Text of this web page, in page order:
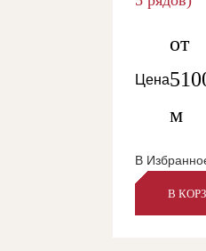
Цена
от
м
В
В